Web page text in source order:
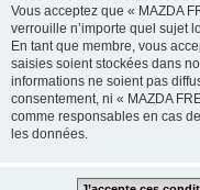
Vous acceptez que « MAZDA
verrouille n’importe quel sujet
En tant que membre, vous
saisies soient stockées dans
informations ne soient pas
consentement, ni « MAZDA
comme responsables en cas
les données.